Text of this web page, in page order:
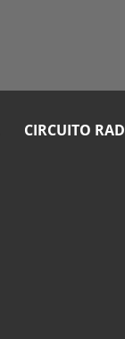
CIRCUITO